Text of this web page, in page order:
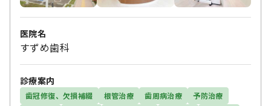
医院名
すずめ歯科
診療案内
歯冠修復、欠損補綴 根管治療 歯周病治療
予防治療